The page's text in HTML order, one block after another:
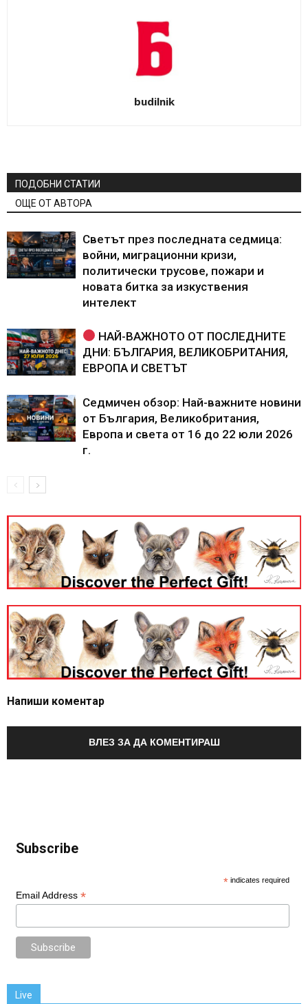
budilnik
ПОДОБНИ СТАТИИ
ОЩЕ ОТ АВТОРА
Светът през последната седмица:
войни, миграционни кризи,
политически трусове, пожари и
новата битка за изкуствения
интелект
НАЙ-ВАЖНОТО ОТ ПОСЛЕДНИТЕ
ДНИ: БЪЛГАРИЯ, ВЕЛИКОБРИТАНИЯ,
ЕВРОПА И СВЕТЪТ
Седмичен обзор: Най-важните новини
от България, Великобритания,
Европа и света от 16 до 22 юли 2026
г.
Напиши коментар
ВЛЕЗ ЗА ДА КОМЕНТИРАШ
Subscribe
* indicates required
Email Address *
Live